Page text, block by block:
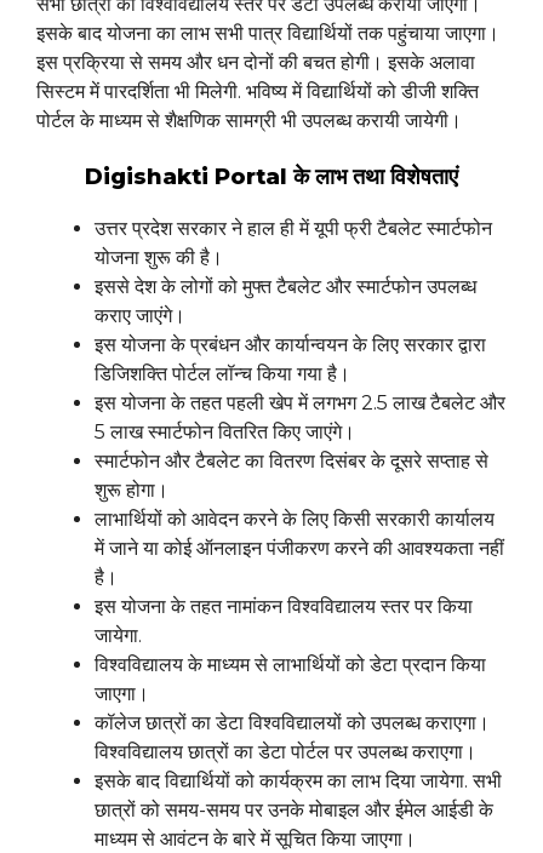
इसके बाद योजना का लाभ सभी पात्र विद्यार्थियों तक पहुंचाया जाएगा।
इस प्रक्रिया से समय और धन दोनों की बचत होगी। इसके अलावा
सिस्टम में पारदर्शिता भी मिलेगी. भविष्य में विद्यार्थियों को डीजी शक्ति
पोर्टल के माध्यम से शैक्षणिक सामग्री भी उपलब्ध करायी जायेगी।
Digishakti Portal के लाभ तथा विशेषताएं
उत्तर प्रदेश सरकार ने हाल ही में यूपी फ्री टैबलेट स्मार्टफोन
योजना शुरू की है।
इससे देश के लोगों को मुफ्त टैबलेट और स्मार्टफोन उपलब्ध
कराए जाएंगे।
इस योजना के प्रबंधन और कार्यान्वयन के लिए सरकार द्वारा
डिजिशक्ति पोर्टल लॉन्च किया गया है।
इस योजना के तहत पहली खेप में लगभग 2.5 लाख टैबलेट और
5 लाख स्मार्टफोन वितरित किए जाएंगे।
स्मार्टफोन और टैबलेट का वितरण दिसंबर के दूसरे सप्ताह से
शुरू होगा।
लाभार्थियों को आवेदन करने के लिए किसी सरकारी कार्यालय
में जाने या कोई ऑनलाइन पंजीकरण करने की आवश्यकता नहीं
है।
इस योजना के तहत नामांकन विश्वविद्यालय स्तर पर किया
जायेगा.
विश्वविद्यालय के माध्यम से लाभार्थियों को डेटा प्रदान किया
जाएगा।
कॉलेज छात्रों का डेटा विश्वविद्यालयों को उपलब्ध कराएगा।
विश्वविद्यालय छात्रों का डेटा पोर्टल पर उपलब्ध कराएगा।
इसके बाद विद्यार्थियों को कार्यक्रम का लाभ दिया जायेगा. सभी
छात्रों को समय-समय पर उनके मोबाइल और ईमेल आईडी के
माध्यम से आवंटन के बारे में सूचित किया जाएगा।